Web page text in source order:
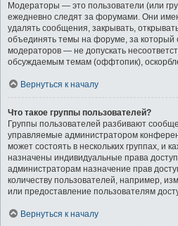
Модераторы — это пользователи (или
ежедневно следят за форумами. Они
удалять сообщения, закрывать,
объединять темы на форуме, за который
модераторов — не допускать
обсуждаемым темам (оффтопик),
Вернуться к началу
Что такое группы пользователей?
Группы пользователей разбивают
управляемые администратором
может состоять в нескольких группах, и
назначены индивидуальные права
администраторам назначение прав
количеству пользователей, например,
или предоставление пользователям
Вернуться к началу